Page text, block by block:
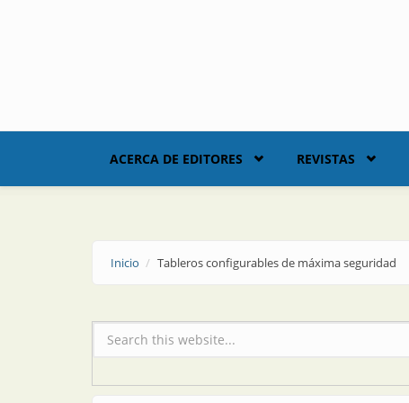
ACERCA DE EDITORES REVISTAS
Inicio Tableros configurables de máxima seguridad
Formulario de búsqueda